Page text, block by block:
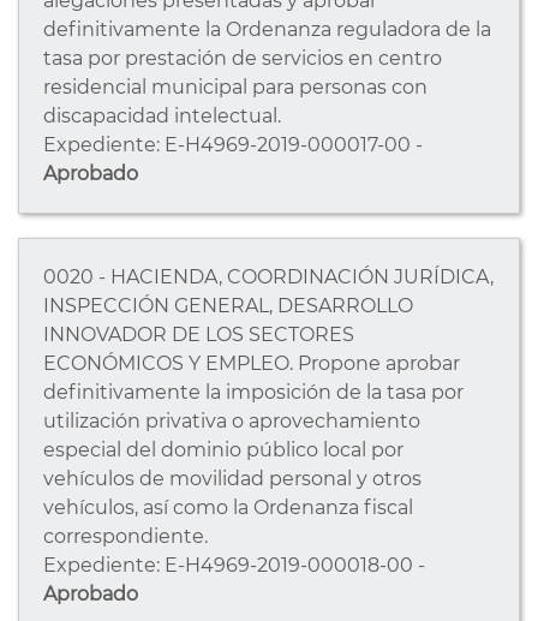
definitivamente la Ordenanza reguladora de la
tasa por prestación de servicios en centro
residencial municipal para personas con
discapacidad intelectual.
Expediente: E-H4969-2019-000017-00 -
Aprobado
0020 - HACIENDA, COORDINACIÓN JURÍDICA,
INSPECCIÓN GENERAL, DESARROLLO
INNOVADOR DE LOS SECTORES
ECONÓMICOS Y EMPLEO. Propone aprobar
definitivamente la imposición de la tasa por
utilización privativa o aprovechamiento
especial del dominio público local por
vehículos de movilidad personal y otros
vehículos, así como la Ordenanza fiscal
correspondiente.
Expediente: E-H4969-2019-000018-00 -
Aprobado